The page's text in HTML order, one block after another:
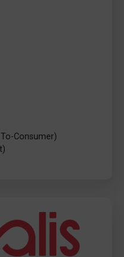
Consumer)